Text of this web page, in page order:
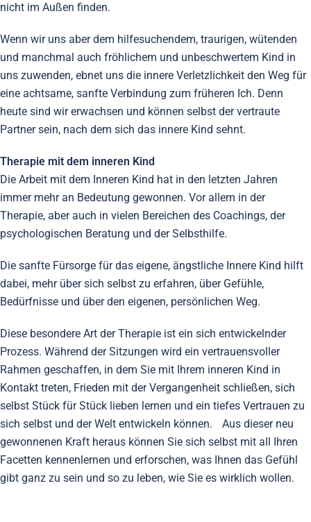
nicht im Außen finden.
Wenn wir uns aber dem hilfesuchendem, traurigen, wütenden
und manchmal auch fröhlichem und unbeschwertem Kind in
uns zuwenden, ebnet uns die innere Verletzlichkeit den Weg für
eine achtsame, sanfte Verbindung zum früheren Ich. Denn
heute sind wir erwachsen und können selbst der vertraute
Partner sein, nach dem sich das innere Kind sehnt.
Therapie mit dem inneren Kind
Die Arbeit mit dem Inneren Kind hat in den letzten Jahren
immer mehr an Bedeutung gewonnen. Vor allem in der
Therapie, aber auch in vielen Bereichen des Coachings, der
psychologischen Beratung und der Selbsthilfe.
Die sanfte Fürsorge für das eigene, ängstliche Innere Kind hilft
dabei, mehr über sich selbst zu erfahren, über Gefühle,
Bedürfnisse und über den eigenen, persönlichen Weg.
Diese besondere Art der Therapie ist ein sich entwickelnder
Prozess. Während der Sitzungen wird ein vertrauensvoller
Rahmen geschaffen, in dem Sie mit Ihrem inneren Kind in
Kontakt treten, Frieden mit der Vergangenheit schließen, sich
selbst Stück für Stück lieben lernen und ein tiefes Vertrauen zu
sich selbst und der Welt entwickeln können. Aus dieser neu
gewonnenen Kraft heraus können Sie sich selbst mit all Ihren
Facetten kennenlernen und erforschen, was Ihnen das Gefühl
gibt ganz zu sein und so zu leben, wie Sie es wirklich wollen.